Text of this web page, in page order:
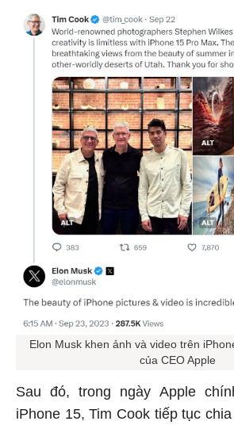
Elon Musk khen ảnh và video trên
của CEO Apple
Sau đó, trong ngày Apple
iPhone 15, Tim Cook tiếp tục